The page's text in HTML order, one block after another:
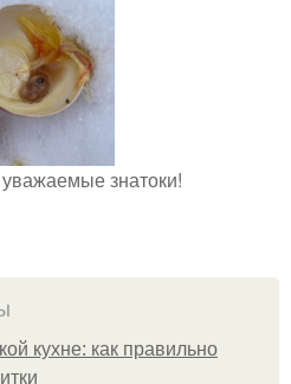
знатоки!
кухне: как правильно